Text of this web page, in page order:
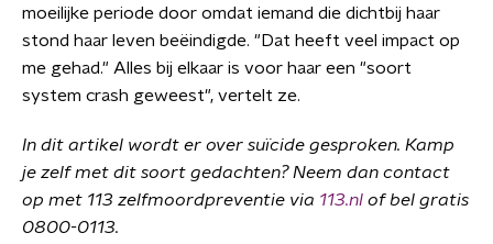
moeilijke periode door omdat iemand die dichtbij haar
stond haar leven beëindigde. "Dat heeft veel impact op
me gehad." Alles bij elkaar is voor haar een "soort
system crash geweest", vertelt ze.
In dit artikel wordt er over suïcide gesproken. Kamp
je zelf met dit soort gedachten? Neem dan contact
op met 113 zelfmoordpreventie via 113.nl of bel gratis
0800-0113.